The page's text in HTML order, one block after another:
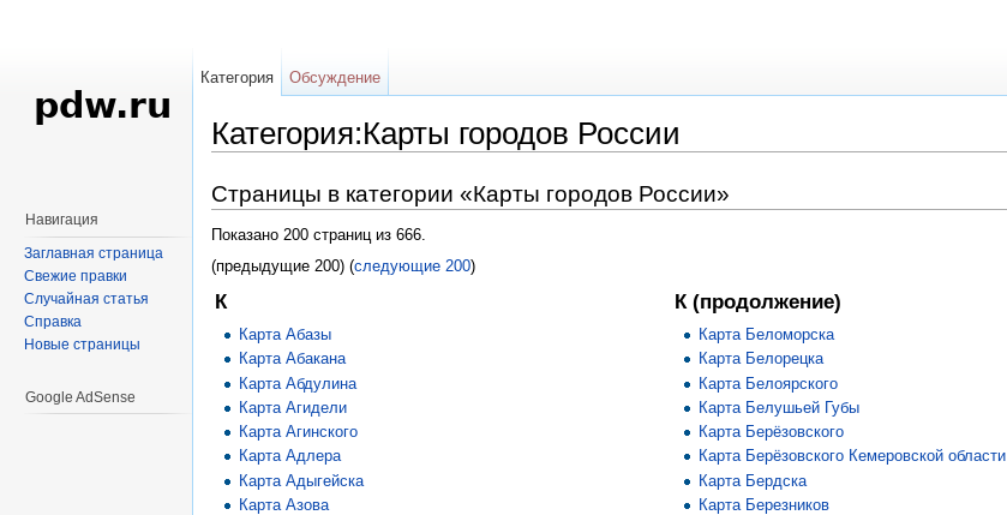
Категория:Карты городов России
Страницы в категории «Карты городов России»
Показано 200 страниц из 666.
(предыдущие 200) (следующие 200)
К
Карта Абазы
Карта Абакана
Карта Абдулина
Карта Агидели
Карта Агинского
Карта Адлера
Карта Адыгейска
Карта Азова
К (продолжение)
Карта Беломорска
Карта Белорецка
Карта Белоярского
Карта Белушьей Губы
Карта Берёзовского
Карта Берёзовского Кемеровской области
Карта Бердска
Карта Березников
Категория Обсуждение
Навигация
Заглавная страница
Свежие правки
Случайная статья
Справка
Новые страницы
Google AdSense